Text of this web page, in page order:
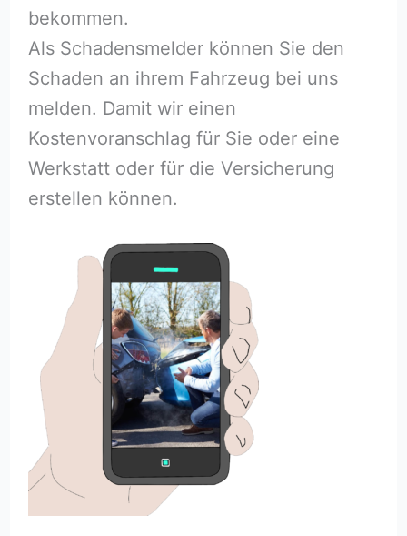
bekommen.
Als Schadensmelder können Sie den
Schaden an ihrem Fahrzeug bei uns
melden. Damit wir einen
Kostenvoranschlag für Sie oder eine
Werkstatt oder für die Versicherung
erstellen können.